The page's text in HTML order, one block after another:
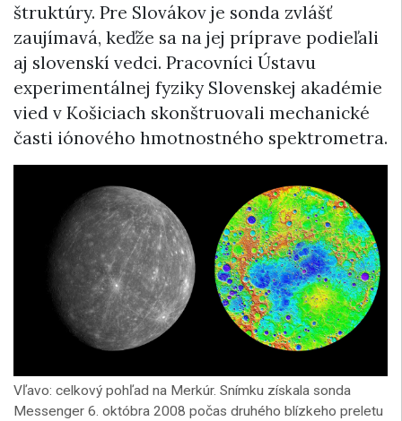
štruktúry. Pre Slovákov je sonda zvlášť
zaujímavá, keďže sa na jej príprave podieľali
aj slovenskí vedci. Pracovníci Ústavu
experimentálnej fyziky Slovenskej akadémie
vied v Košiciach skonštruovali mechanické
časti iónového hmotnostného spektrometra.
Vľavo: celkový pohľad na Merkúr. Snímku získala sonda
Messenger 6. októbra 2008 počas druhého blízkeho preletu